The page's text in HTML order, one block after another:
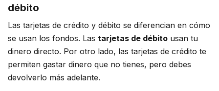
débito
Las tarjetas de crédito y débito se diferencian en cómo
se usan los fondos. Las tarjetas de débito usan tu
dinero directo. Por otro lado, las tarjetas de crédito te
permiten gastar dinero que no tienes, pero debes
devolverlo más adelante.